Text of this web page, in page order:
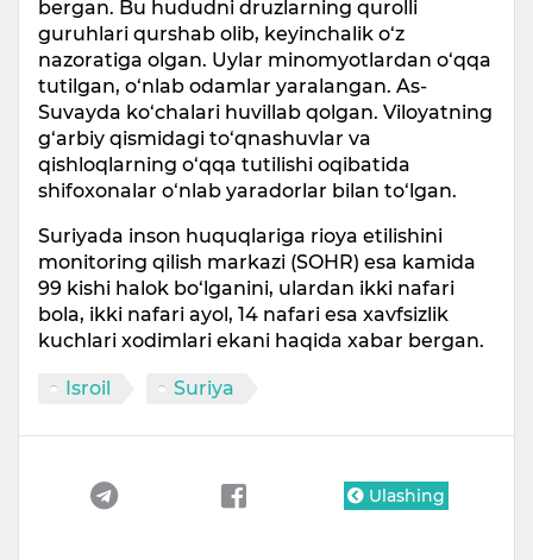
bergan. Bu hududni druzlarning qurolli
guruhlari qurshab olib, keyinchalik o‘z
nazoratiga olgan. Uylar minomyotlardan o‘qqa
tutilgan, o‘nlab odamlar yaralangan. As-
Suvayda ko‘chalari huvillab qolgan. Viloyatning
g‘arbiy qismidagi to‘qnashuvlar va
qishloqlarning o‘qqa tutilishi oqibatida
shifoxonalar o‘nlab yaradorlar bilan to‘lgan.
Suriyada inson huquqlariga rioya etilishini
monitoring qilish markazi (SOHR) esa kamida
99 kishi halok bo‘lganini, ulardan ikki nafari
bola, ikki nafari ayol, 14 nafari esa xavfsizlik
kuchlari xodimlari ekani haqida xabar bergan.
Isroil Suriya
Ulashing